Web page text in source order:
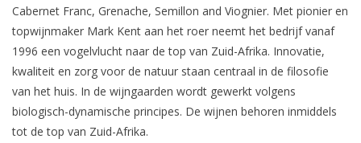
Cabernet Franc, Grenache, Semillon and Viognier. Met pionier en
topwijnmaker Mark Kent aan het roer neemt het bedrijf vanaf
1996 een vogelvlucht naar de top van Zuid-Afrika. Innovatie,
kwaliteit en zorg voor de natuur staan centraal in de filosofie
van het huis. In de wijngaarden wordt gewerkt volgens
biologisch-dynamische principes. De wijnen behoren inmiddels
tot de top van Zuid-Afrika.